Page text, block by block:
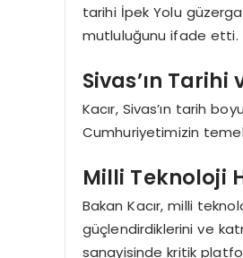
tarihi İpek Yolu
mutluluğunu ifade etti.
Sivas’ın Tarihi
Kacır, Sivas’ın tarih
Cumhuriyetimizin
Milli Teknoloji
Bakan Kacır, milli
güçlendirdiklerini ve
sanayisinde kritik